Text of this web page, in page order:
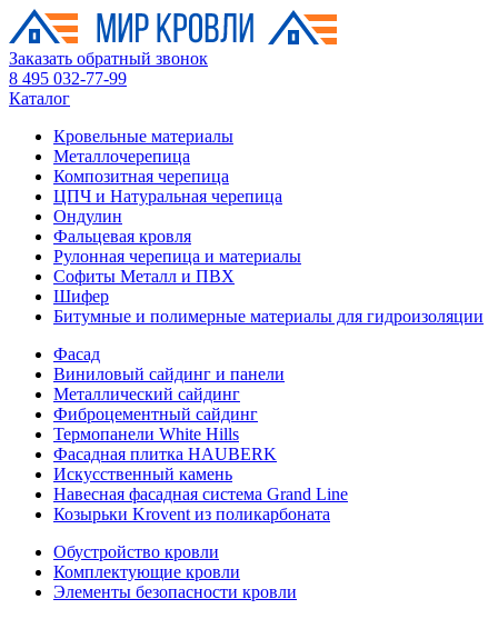
Заказать обратный звонок
8 495 032-77-99
Каталог
Кровельные материалы
Металлочерепица
Композитная черепица
ЦПЧ и Натуральная черепица
Ондулин
Фальцевая кровля
Рулонная черепица и материалы
Софиты Металл и ПВХ
Шифер
Битумные и полимерные материалы для гидроизоляции
Фасад
Виниловый сайдинг и панели
Металлический сайдинг
Фиброцементный сайдинг
Термопанели White Hills
Фасадная плитка HAUBERK
Искусственный камень
Навесная фасадная система Grand Line
Козырьки Krovent из поликарбоната
Обустройство кровли
Комплектующие кровли
Элементы безопасности кровли